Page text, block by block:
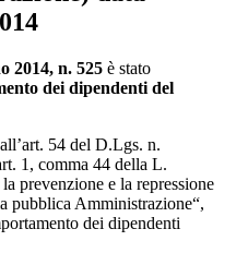
2014, n. 525 è stato
dei dipendenti del
54 del D.Lgs. n.
1, comma 44 della L.
prevenzione e la repressione
pubblica Amministrazione“,
dei dipendenti